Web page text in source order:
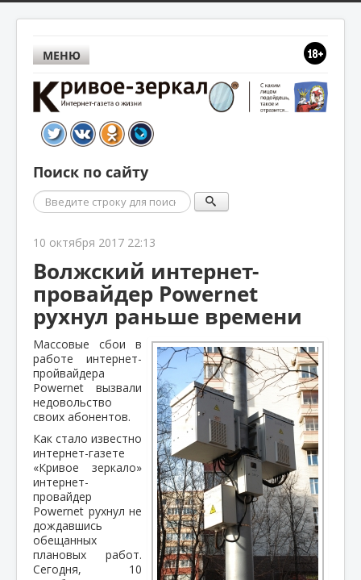
МЕНЮ
Поиск по сайту
Поиск
10 октября 2017 22:13
Волжский интернет-
провайдер Powernet
рухнул раньше времени
Массовые сбои в
работе интернет-
пройвайдера
Powernet вызвали
недовольство
своих абонентов.
Как стало известно
интернет-газете
«Кривое зеркало»
интернет-
провайдер
Powernet рухнул не
дождавшись
обещанных
плановых работ.
Сегодня, 10